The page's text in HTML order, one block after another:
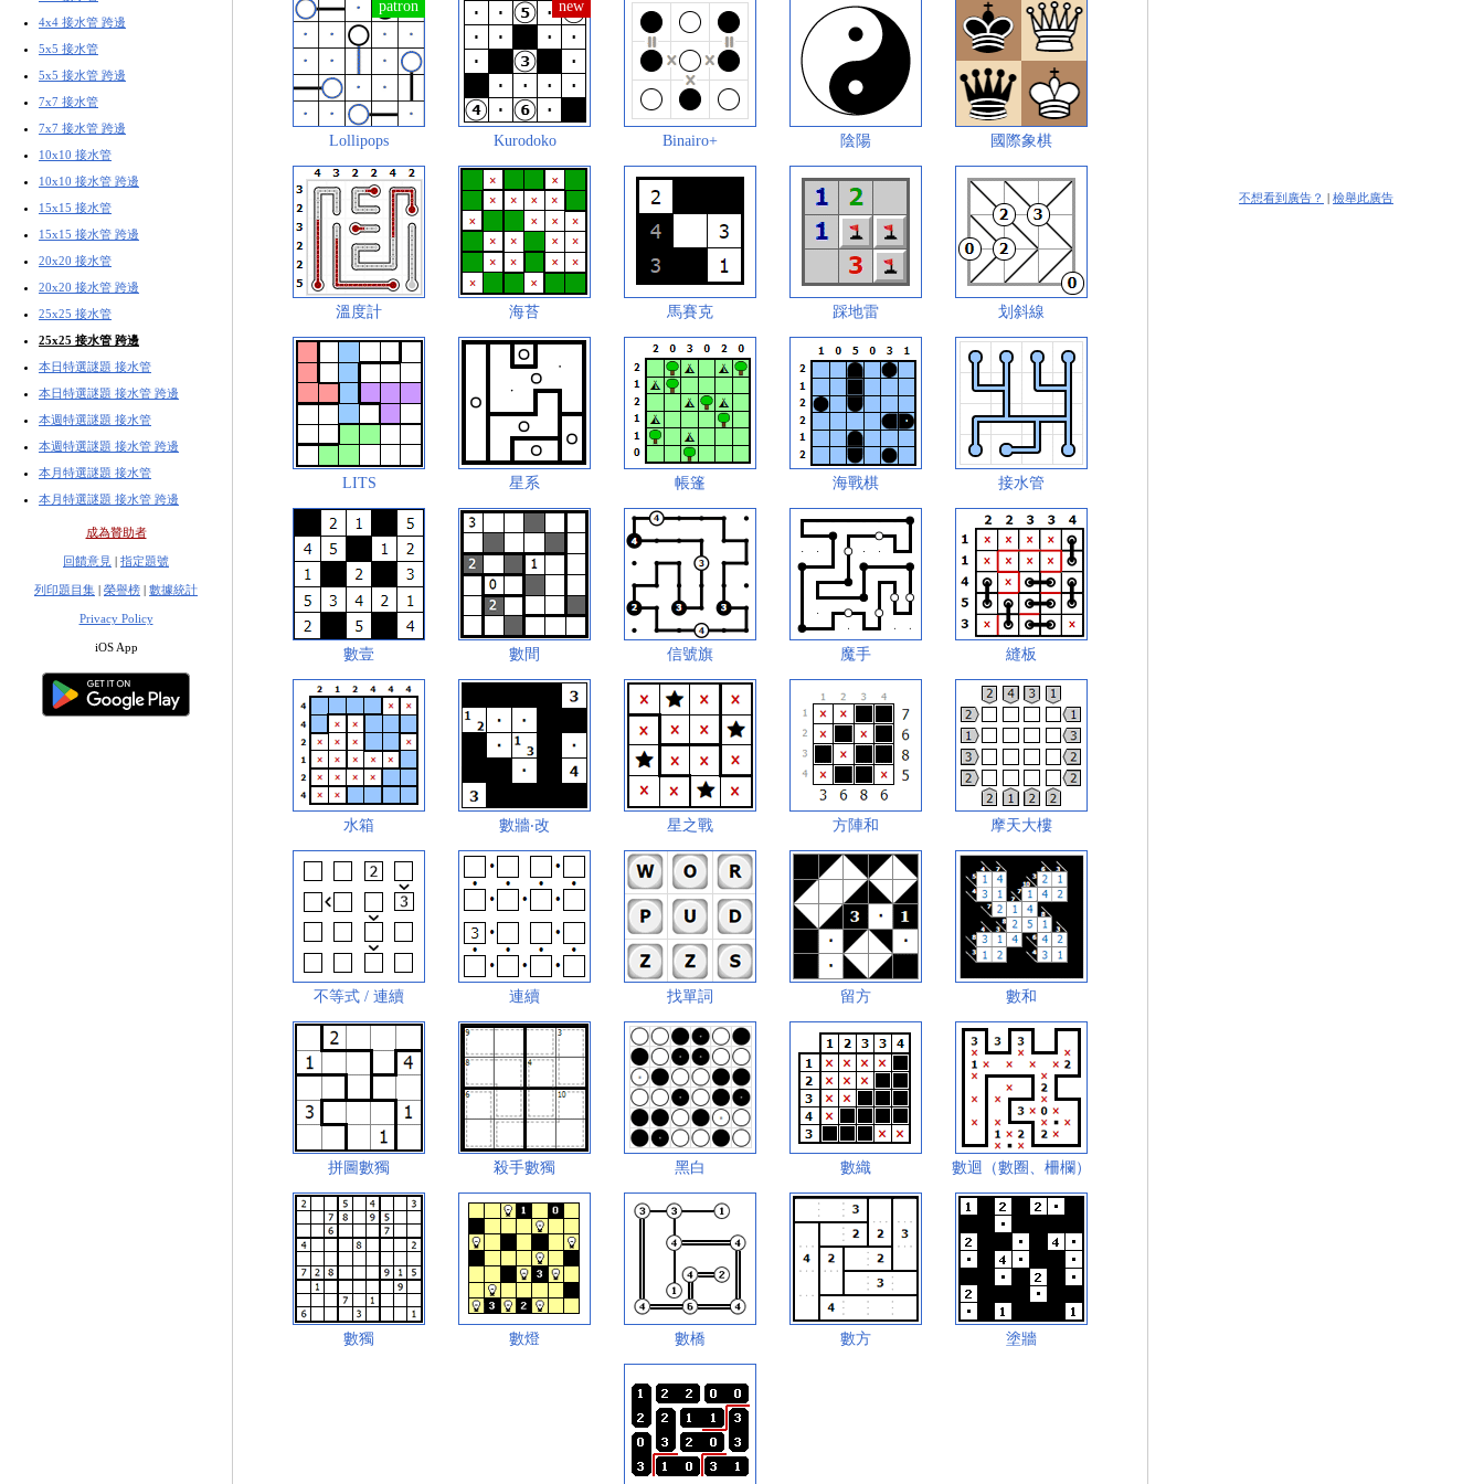
4x4 接水管 跨邊
5x5 接水管
5x5 接水管 跨邊
7x7 接水管
7x7 接水管 跨邊
10x10 接水管
10x10 接水管 跨邊
15x15 接水管
15x15 接水管 跨邊
20x20 接水管
20x20 接水管 跨邊
25x25 接水管
25x25 接水管 跨邊
本日特選謎題 接水管
本日特選謎題 接水管 跨邊
本週特選謎題 接水管
本週特選謎題 接水管 跨邊
本月特選謎題 接水管
本月特選謎題 接水管 跨邊
成為贊助者
回饋意見 | 指定題號
列印題目集 | 榮譽榜 | 數據統計
Privacy Policy
iOS App
Lollipops Kurodoko Binairo+ 陰陽 國際象棋
溫度計 海苔 馬賽克 踩地雷 划斜線
LITS 星系 帳篷 海戰棋 接水管
數壹 數間 信號旗 魔手 縫板
水箱 數牆‧改 星之戰 方陣和 摩天大樓
不等式 / 連續 連續 找單詞 留方 數和
拼圖數獨 殺手數獨 黑白 數織 數迴（數圈、柵欄）
數獨 數燈 數橋 數方 塗牆
不想看到廣告？ | 檢舉此廣告